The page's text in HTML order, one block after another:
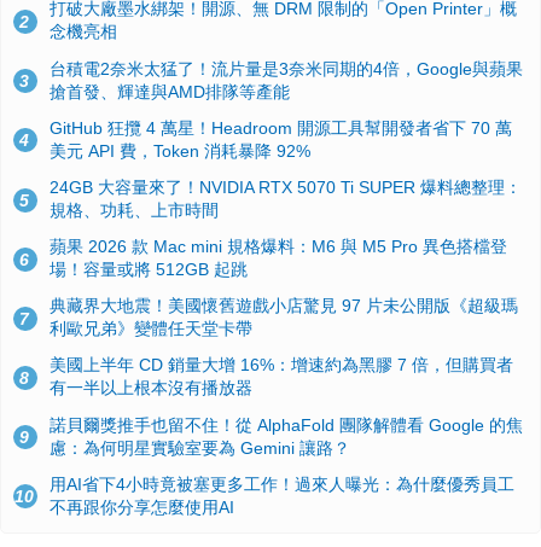
2
打破大廠墨水綁架！開源、無 DRM 限制的「Open Printer」概
念機亮相
3
台積電2奈米太猛了！流片量是3奈米同期的4倍，Google與蘋果
搶首發、輝達與AMD排隊等產能
4
GitHub 狂攬 4 萬星！Headroom 開源工具幫開發者省下 70 萬
美元 API 費，Token 消耗暴降 92%
5
24GB 大容量來了！NVIDIA RTX 5070 Ti SUPER 爆料總整理：
規格、功耗、上市時間
6
蘋果 2026 款 Mac mini 規格爆料：M6 與 M5 Pro 異色搭檔登
場！容量或將 512GB 起跳
7
典藏界大地震！美國懷舊遊戲小店驚見 97 片未公開版《超級瑪
利歐兄弟》變體任天堂卡帶
8
美國上半年 CD 銷量大增 16%：增速約為黑膠 7 倍，但購買者
有一半以上根本沒有播放器
9
諾貝爾獎推手也留不住！從 AlphaFold 團隊解體看 Google 的焦
慮：為何明星實驗室要為 Gemini 讓路？
10
用AI省下4小時竟被塞更多工作！過來人曝光：為什麼優秀員工
不再跟你分享怎麼使用AI